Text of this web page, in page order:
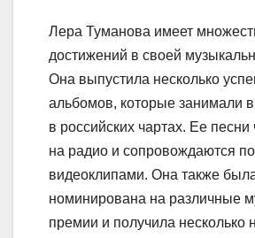
Лера Туманова имеет
достижений в своей
Она выпустила несколько
альбомов, которые занимали
в российских чартах. Ее песни
на радио и сопровождаются
видеоклипами. Она также
номинирована на различные
премии и получила несколько